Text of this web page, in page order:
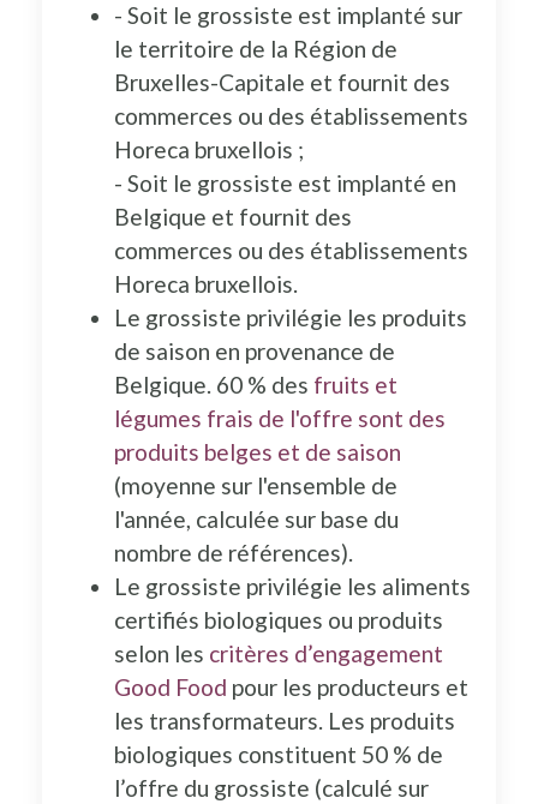
- Soit le grossiste est implanté sur
le territoire de la Région de
Bruxelles-Capitale et fournit des
commerces ou des établissements
Horeca bruxellois ;
- Soit le grossiste est implanté en
Belgique et fournit des
commerces ou des établissements
Horeca bruxellois.
Le grossiste privilégie les produits
de saison en provenance de
Belgique. 60 % des fruits et
légumes frais de l'offre sont des
produits belges et de saison
(moyenne sur l'ensemble de
l'année, calculée sur base du
nombre de références).
Le grossiste privilégie les aliments
certifiés biologiques ou produits
selon les critères d’engagement
Good Food pour les producteurs et
les transformateurs. Les produits
biologiques constituent 50 % de
l’offre du grossiste (calculé sur